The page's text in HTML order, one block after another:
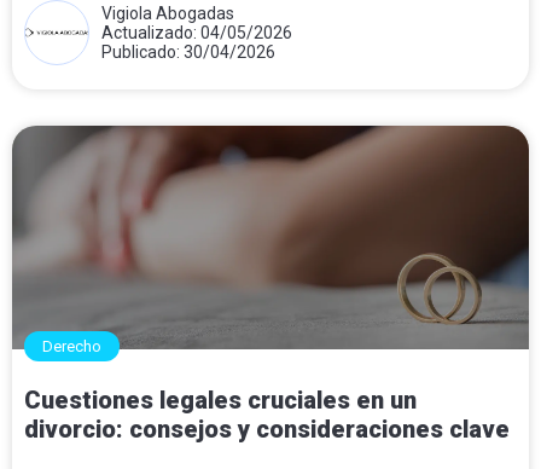
Vigiola Abogadas
Actualizado: 04/05/2026
Publicado: 30/04/2026
Derecho
Cuestiones legales cruciales en un
divorcio: consejos y consideraciones clave